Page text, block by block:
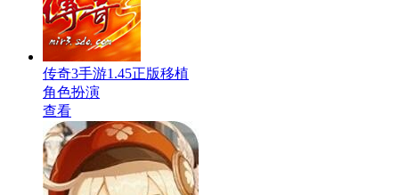
传奇3手游1.45正版移植
角色扮演
查看